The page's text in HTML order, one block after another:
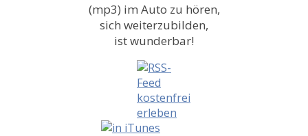
(mp3) im Auto zu hören,
sich weiterzubilden,
ist wunderbar!